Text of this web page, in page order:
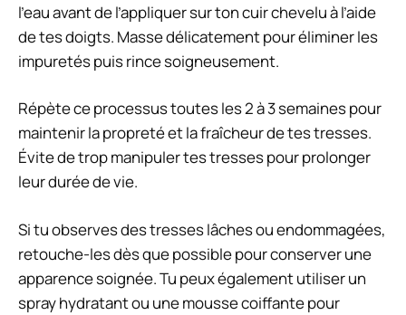
l’eau avant de l’appliquer sur ton cuir chevelu à l’aide
de tes doigts. Masse délicatement pour éliminer les
impuretés puis rince soigneusement.
Répète ce processus toutes les 2 à 3 semaines pour
maintenir la propreté et la fraîcheur de tes tresses.
Évite de trop manipuler tes tresses pour prolonger
leur durée de vie.
Si tu observes des tresses lâches ou endommagées,
retouche-les dès que possible pour conserver une
apparence soignée. Tu peux également utiliser un
spray hydratant ou une mousse coiffante pour